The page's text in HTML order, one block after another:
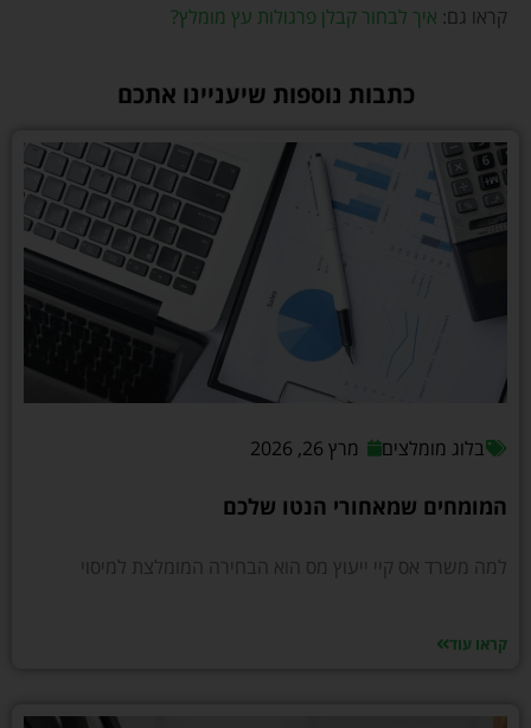
קראו גם: איך לבחור קבלן פרגולות עץ מומלץ?
כתבות נוספות שיעניינו אתכם
בלוג מומלצים מרץ 26, 2026
המומחים שמאחורי הנטו שלכם
למה משרד אס קיי ייעוץ מס הוא הבחירה המומלצת למיסוי
קראו עוד